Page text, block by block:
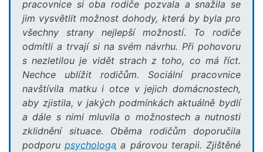
pracovnice si oba rodiče pozvala a snažila se
jim vysvětlit možnost dohody, která by byla pro
všechny strany nejlepší možností. To rodiče
odmítli a trvají si na svém návrhu. Při pohovoru
s nezletilou je vidět strach z toho, co má říct.
Nechce ublížit rodičům. Sociální pracovnice
navštívila matku i otce v jejich domácnostech,
aby zjistila, v jakých podmínkách aktuálně bydlí
a dále s nimi mluvila o možnostech a nutnosti
zklidnění situace. Oběma rodičům doporučila
podporupsychologa a párovou terapii. Zjištěné